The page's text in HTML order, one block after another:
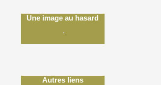
Une image au hasard
Autres liens